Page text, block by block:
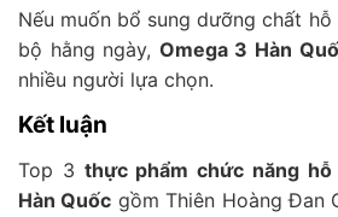
Nếu muốn bổ sung dưỡng chất
bộ hằng ngày, Omega 3 Hàn
nhiều người lựa chọn.
Kết luận
Top 3 thực phẩm chức năng
Hàn Quốc gồm Thiên Hoàng Đan